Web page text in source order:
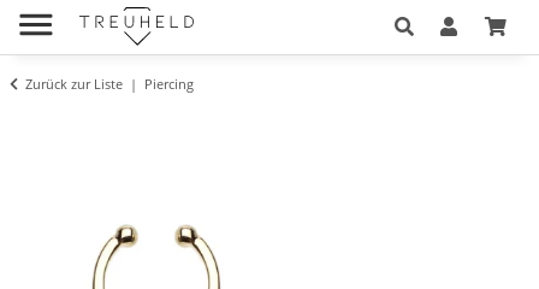
Zurück zur Liste Piercing